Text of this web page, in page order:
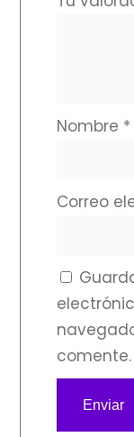
Nombre *
Correo
comente.